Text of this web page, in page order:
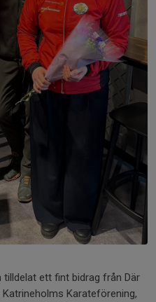
tilldelat ett fint bidrag från Där
Karateförening,